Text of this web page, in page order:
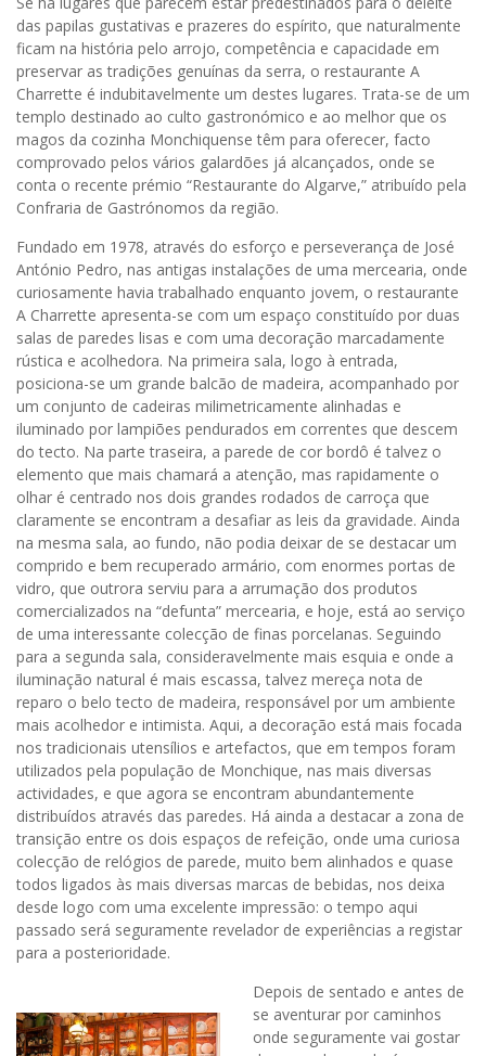
das papilas gustativas e prazeres do espírito, que naturalmente
ficam na história pelo arrojo, competência e capacidade em
preservar as tradições genuínas da serra, o restaurante A
Charrette é indubitavelmente um destes lugares. Trata-se de um
templo destinado ao culto gastronómico e ao melhor que os
magos da cozinha Monchiquense têm para oferecer, facto
comprovado pelos vários galardões já alcançados, onde se
conta o recente prémio “Restaurante do Algarve,” atribuído pela
Confraria de Gastrónomos da região.
Fundado em 1978, através do esforço e perseverança de José
António Pedro, nas antigas instalações de uma mercearia, onde
curiosamente havia trabalhado enquanto jovem, o restaurante
A Charrette apresenta-se com um espaço constituído por duas
salas de paredes lisas e com uma decoração marcadamente
rústica e acolhedora. Na primeira sala, logo à entrada,
posiciona-se um grande balcão de madeira, acompanhado por
um conjunto de cadeiras milimetricamente alinhadas e
iluminado por lampiões pendurados em correntes que descem
do tecto. Na parte traseira, a parede de cor bordô é talvez o
elemento que mais chamará a atenção, mas rapidamente o
olhar é centrado nos dois grandes rodados de carroça que
claramente se encontram a desafiar as leis da gravidade. Ainda
na mesma sala, ao fundo, não podia deixar de se destacar um
comprido e bem recuperado armário, com enormes portas de
vidro, que outrora serviu para a arrumação dos produtos
comercializados na “defunta” mercearia, e hoje, está ao serviço
de uma interessante colecção de finas porcelanas. Seguindo
para a segunda sala, consideravelmente mais esquia e onde a
iluminação natural é mais escassa, talvez mereça nota de
reparo o belo tecto de madeira, responsável por um ambiente
mais acolhedor e intimista. Aqui, a decoração está mais focada
nos tradicionais utensílios e artefactos, que em tempos foram
utilizados pela população de Monchique, nas mais diversas
actividades, e que agora se encontram abundantemente
distribuídos através das paredes. Há ainda a destacar a zona de
transição entre os dois espaços de refeição, onde uma curiosa
colecção de relógios de parede, muito bem alinhados e quase
todos ligados às mais diversas marcas de bebidas, nos deixa
desde logo com uma excelente impressão: o tempo aqui
passado será seguramente revelador de experiências a registar
para a posterioridade.
Depois de sentado e antes de
se aventurar por caminhos
onde seguramente vai gostar